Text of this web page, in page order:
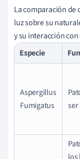
La comparación de
luz sobre su
y su interacción
Especie
Aspergillus
Fumigatus
los